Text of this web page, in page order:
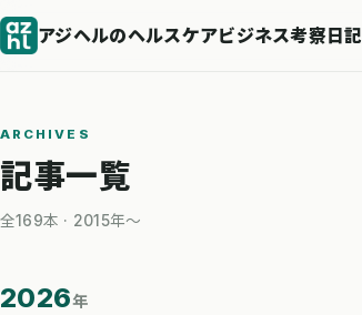
アジヘルのヘルスケアビジネス考察日記
ARCHIVES
記事一覧
全169本 · 2015年〜
2026年